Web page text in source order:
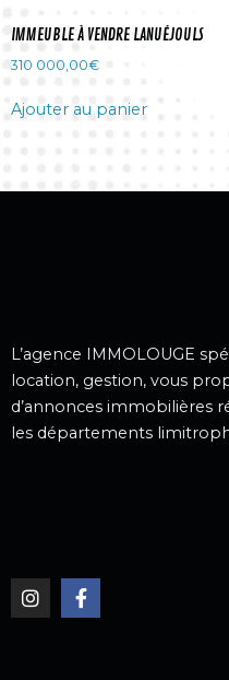
IMMEUBLE À VENDRE LANUÉJOULS
310 000,00€
Ajouter au panier
L’agence IMMOLOUGE
location, gestion, vous
d’annonces immobilières
les départements